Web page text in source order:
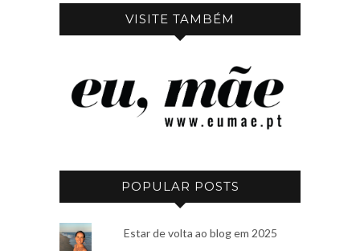
VISITE TAMBÉM
POPULAR POSTS
Estar de volta ao blog em 2025